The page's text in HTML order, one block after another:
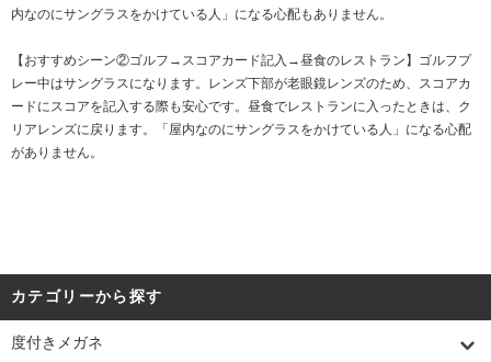
内なのにサングラスをかけている人」になる心配もありません。
【おすすめシーン②ゴルフ→スコアカード記入→昼食のレストラン】ゴルフプ
レー中はサングラスになります。レンズ下部が老眼鏡レンズのため、スコアカ
ードにスコアを記入する際も安心です。昼食でレストランに入ったときは、ク
リアレンズに戻ります。「屋内なのにサングラスをかけている人」になる心配
がありません。
カテゴリーから探す
度付きメガネ